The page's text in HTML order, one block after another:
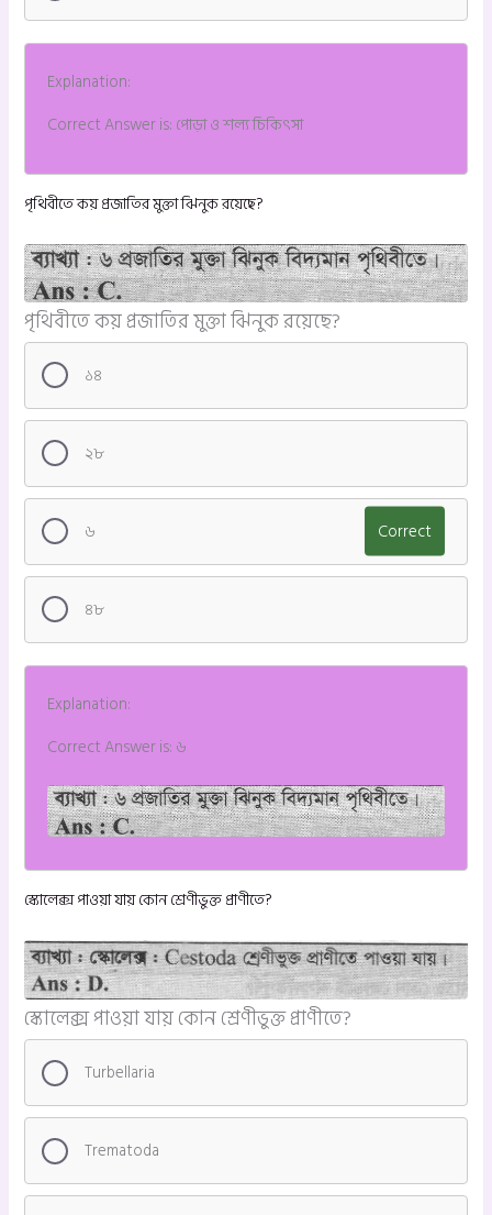
Explanation:
Correct Answer is: পোড়া ও শল্য চিকিৎসা
পৃথিবীতে কয় প্রজাতির মুক্তা ঝিনুক রয়েছে?
পৃথিবীতে কয় প্রজাতির মুক্তা ঝিনুক রয়েছে?
১৪
২৮
৬ Correct
৪৮
Explanation:
Correct Answer is: ৬
স্কোলেক্স পাওয়া যায় কোন শ্রেণীভুক্ত প্রাণীতে?
স্কোলেক্স পাওয়া যায় কোন শ্রেণীভুক্ত প্রাণীতে?
Turbellaria
Trematoda